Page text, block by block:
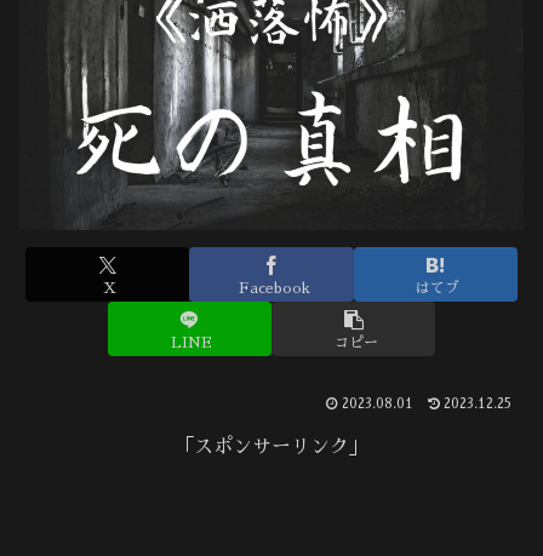
X Facebook はてブ
LINE コピー
2023.08.01 2023.12.25
「スポンサーリンク」